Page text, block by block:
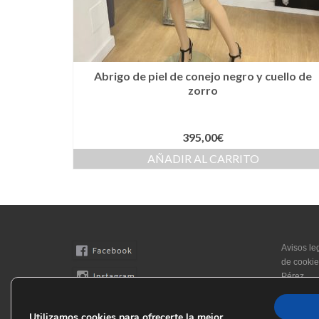
Abrigo de piel de conejo negro y cuello de
zorro
395,00€
AÑADIR AL CARRITO
Avisos
de
Pérez